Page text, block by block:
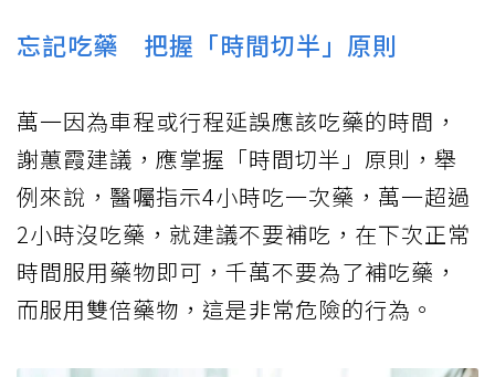
忘記吃藥 把握「時間切半」原則
萬一因為車程或行程延誤應該吃藥的時間，
謝蕙霞建議，應掌握「時間切半」原則，舉
例來說，醫囑指示4小時吃一次藥，萬一超過
2小時沒吃藥，就建議不要補吃，在下次正常
時間服用藥物即可，千萬不要為了補吃藥，
而服用雙倍藥物，這是非常危險的行為。